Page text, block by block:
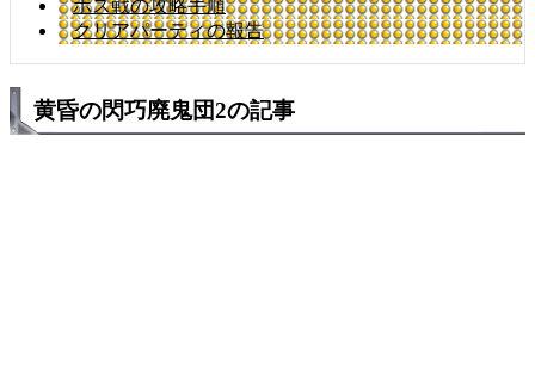
ボス戦の攻略手順
クリアパーティの報告
黄昏の閃巧廃鬼団2の記事